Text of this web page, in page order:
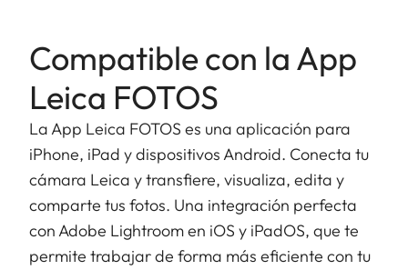
Compatible con la App
Leica FOTOS
La App Leica FOTOS es una aplicación para
iPhone, iPad y dispositivos Android. Conecta tu
cámara Leica y transfiere, visualiza, edita y
comparte tus fotos. Una integración perfecta
con Adobe Lightroom en iOS y iPadOS, que te
permite trabajar de forma más eficiente con tu